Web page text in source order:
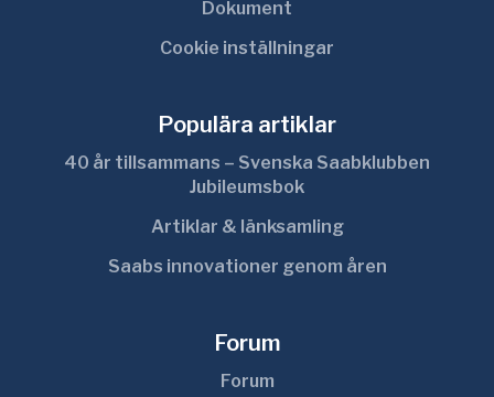
Dokument
Cookie inställningar
Populära artiklar
40 år tillsammans – Svenska Saabklubben
Jubileumsbok
Artiklar & länksamling
Saabs innovationer genom åren
Forum
Forum